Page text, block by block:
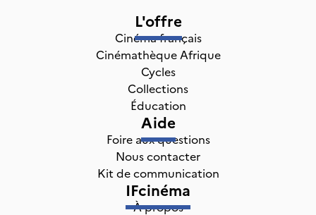
L'offre
Cinéma français
Cinémathèque Afrique
Cycles
Collections
Éducation
Aide
Foire aux questions
Nous contacter
Kit de communication
IFcinéma
À propos